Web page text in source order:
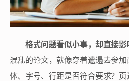
格式问题看似小事，却直接影
混乱的论文，就像穿着邋遢去参
体、字号、行距是否符合要求？